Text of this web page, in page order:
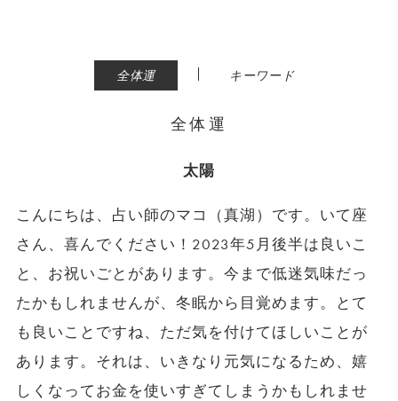
全体運 | キーワード
全体運
太陽
こんにちは、占い師のマコ（真湖）です。いて座
さん、喜んでください！2023年5月後半は良いこ
と、お祝いごとがあります。今まで低迷気味だっ
たかもしれませんが、冬眠から目覚めます。とて
も良いことですね、ただ気を付けてほしいことが
あります。それは、いきなり元気になるため、嬉
しくなってお金を使いすぎてしまうかもしれませ